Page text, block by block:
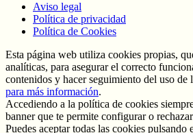
Aviso legal
Política de privacidad
Política de Cookies
Esta página web utiliza cookies propias,
analíticas, para asegurar el correcto
contenidos y hacer seguimiento del uso de
para más información.
Accediendo a la política de cookies
banner que te permite configurar o
Puedes aceptar todas las cookies pulsando